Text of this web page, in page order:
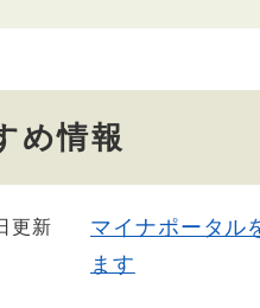
め情報
更新
マイナポータル
ます